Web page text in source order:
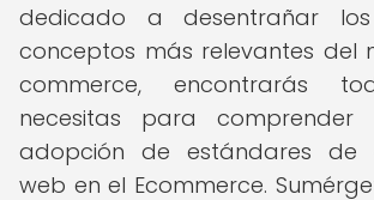
dedicado a desentrañar
conceptos más relevantes del
commerce, encontrarás
necesitas para
adopción de estándares de
web en el Ecommerce.